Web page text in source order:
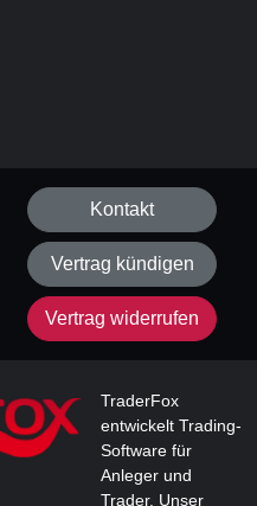
Kontakt
Vertrag kündigen
Vertrag widerrufen
TraderFox
entwickelt Trading-
Software für
Anleger und
Trader. Unser